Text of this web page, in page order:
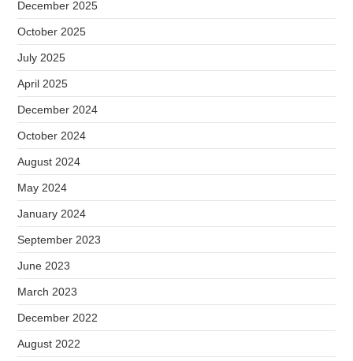
December 2025
October 2025
July 2025
April 2025
December 2024
October 2024
August 2024
May 2024
January 2024
September 2023
June 2023
March 2023
December 2022
August 2022